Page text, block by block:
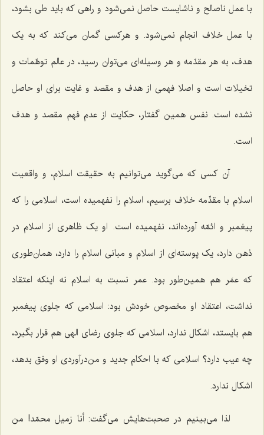
با عمل ناصالح و ناشایست حاصل نمی‌شود و راهی که باید طی بشود،
با عمل خلاف انجام نمی‌شود. و هرکسی گمان می‌کند که به یک
هدف، به هر مقدّمه و هر وسیله‌ای می‌توان رسید، در عالم توهّمات و
تخیلات است و اصلا فهمی از هدف و مقصد و غایت برای او حاصل
نشده است. نفس همین گفتار، حکایت از عدم فهم مقصد و هدف
است.
آن کسی که می‌گوید می‌توانیم به حقیقت اسلام، و واقعیت
اسلام با مقدِّمه خلاف برسیم، اسلام را نفهمیده است، اسلامی را که
پیغمبر و ائمّه آورده‌اند، نفهمیده است. او یک ظاهری از اسلام در
ذهن دارد، یک پوسته‌ای از اسلام و مبانی اسلام را دارد، همان‌طوری
که عمَر هم همین‌طور بود. عمر نسبت به اسلام نه اینکه اعتقاد
نداشت، اعتقاد او مخصوص خودش بود: اسلامی که جلوی پیغمبر
هم بایستد، اشکال ندارد، اسلامی که جلوی رضای الهی هم قرار بگیرد،
چه عیب دارد؟ اسلامی که با احکام جدید و من‌درآوردی او وفق بدهد،
اشکال ندارد.
لذا می‌بینیم در صحبت‌هایش می‌گفت: أنا زمیل محمّد! من